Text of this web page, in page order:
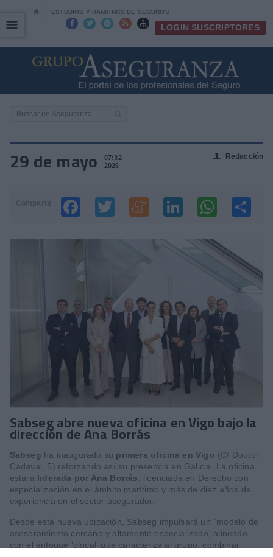
⌂ ESTUDIOS Y RANKINGS DE SEGUROS
     LOGIN SUSCRIPTORES
☰
☰
29 de mayo
07:32
2026
👤 Redacción
Sabseg abre nueva oficina en Vigo bajo la
dirección de Ana Borrás
Sabseg ha inaugurado su primera oficina en Vigo (C/ Doutor
Cadaval, 5) reforzando así su presencia en Galicia. La oficina
estará liderada por Ana Borrás, licenciada en Derecho con
especialización en el ámbito marítimo y más de diez años de
experiencia en el sector asegurador.
Desde esta nueva ubicación, Sabseg impulsará un "modelo de
asesoramiento cercano y altamente especializado, alineado
con el enfoque 'glocal' que caracteriza al grupo: combinar